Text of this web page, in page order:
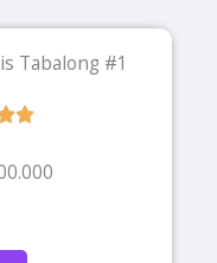
Tabalong #1
Rated
out